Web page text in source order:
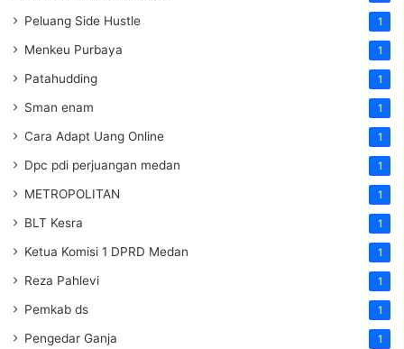
Peluang Side Hustle 1
Menkeu Purbaya 1
Patahudding 1
Sman enam 1
Cara Adapt Uang Online 1
Dpc pdi perjuangan medan 1
METROPOLITAN 1
BLT Kesra 1
Ketua Komisi 1 DPRD Medan 1
Reza Pahlevi 1
Pemkab ds 1
Pengedar Ganja 1